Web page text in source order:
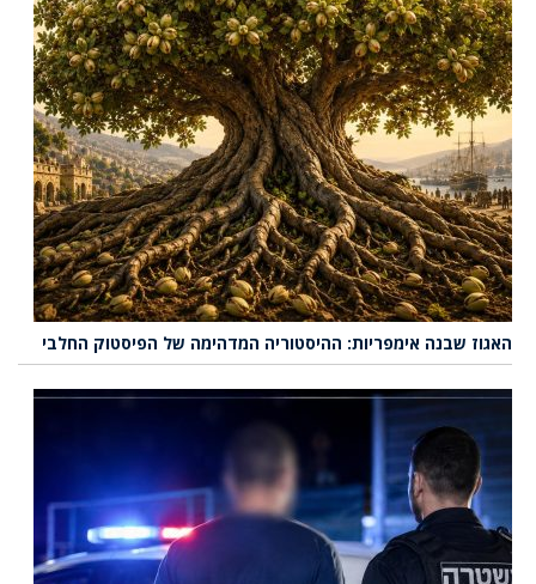
האגוז שבנה אימפריות: ההיסטוריה המדהימה של הפיסטוק החלבי